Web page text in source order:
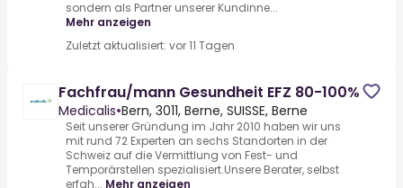
sondern als Partner unserer Kundinne...
Mehr anzeigen
Zuletzt aktualisiert: vor 11 Tagen
Fachfrau/mann Gesundheit EFZ 80-100%
Medicalis•Bern, 3011, Berne, SUISSE, Berne
Seit unserer Gründung im Jahr 2010 haben wir uns
mit rund 72 Experten an sechs Standorten in der
Schweiz auf die Vermittlung von Fest- und
Temporärstellen spezialisiert.Unsere Berater, selbst
erfah... Mehr anzeigen